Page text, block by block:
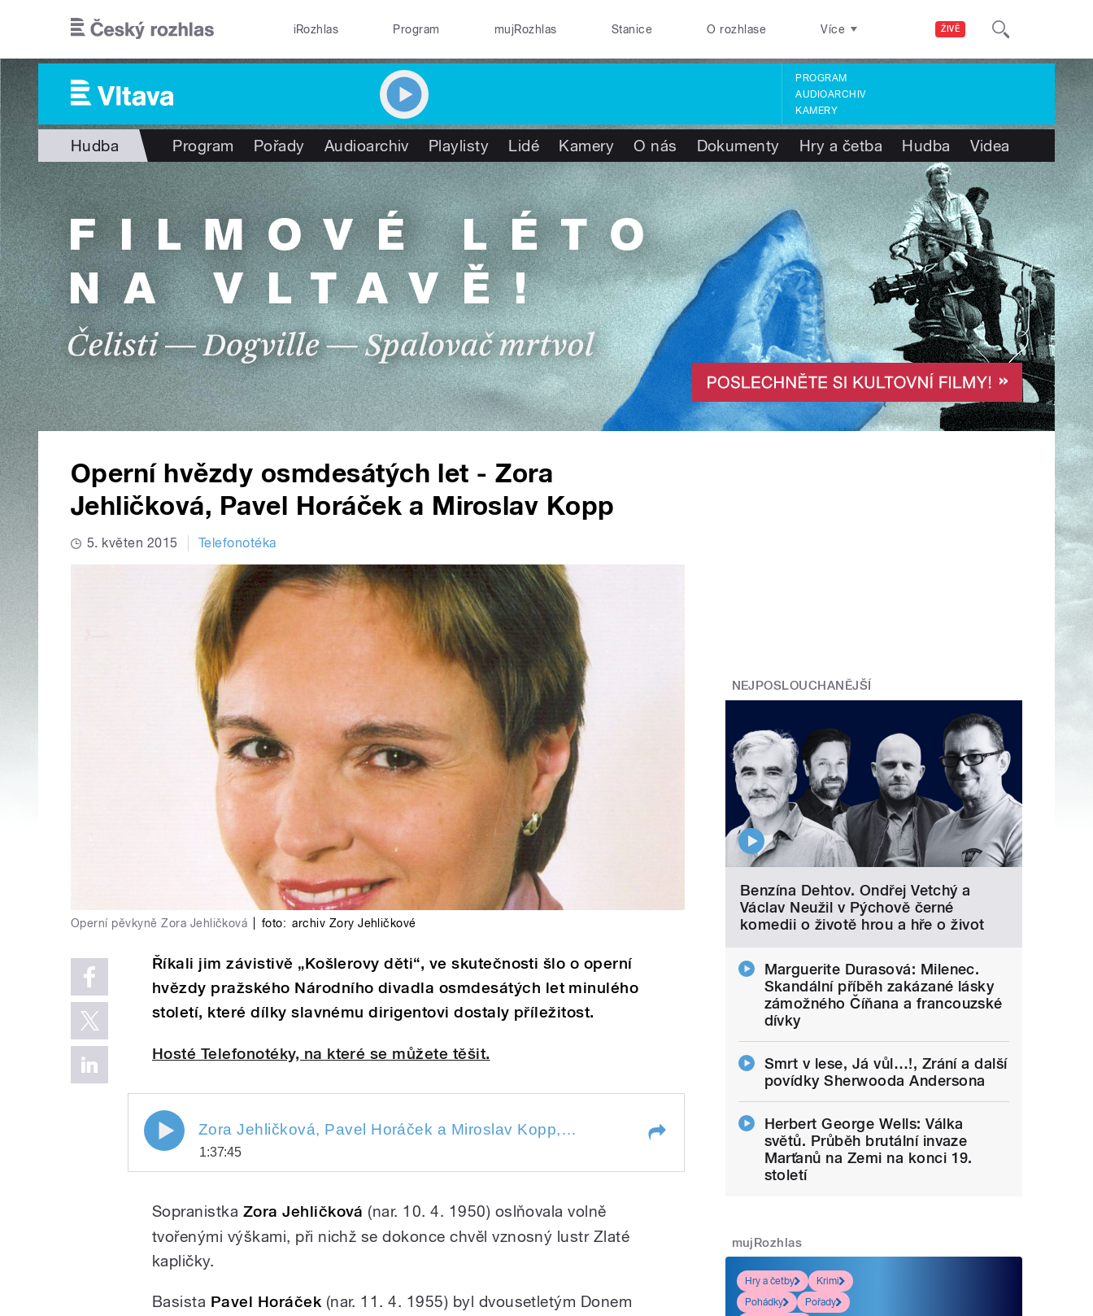
ŽIVĚ
iRozhlas Program mujRozhlas Stanice O rozhlase Více
PROGRAM
AUDIOARCHIV
KAMERY
Hudba Program Pořady Audioarchiv Playlisty Lidé Kamery O nás Dokumenty Hry a četba Hudba Videa
Operní hvězdy osmdesátých let - Zora
Jehličková, Pavel Horáček a Miroslav Kopp
5. květen 2015 Telefonotéka
Operní pěvkyně Zora Jehličková foto: archiv Zory Jehličkové
Říkali jim závistivě „Košlerovy děti“, ve skutečnosti šlo o operní
hvězdy pražského Národního divadla osmdesátých let minulého
století, které dílky slavnému dirigentovi dostaly příležitost.
Hosté Telefonotéky, na které se můžete těšit.
Zora Jehličková, Pavel Horáček a Miroslav Kopp, pěvci
Národního divadla. Moderuje Ivan Ruml.
Zora Jehličková, Pavel Horáček a Miroslav Kopp, pěvci Národního divadla. Moderuje Ivan Ruml.
1:37:45
Sopranistka Zora Jehličková (nar. 10. 4. 1950) oslňovala volně
tvořenými výškami, při nichž se dokonce chvěl vznosný lustr Zlaté
kapličky.
Basista Pavel Horáček (nar. 11. 4. 1955) byl dvousetletým Donem
NEJPOSLOUCHANĚJŠÍ
Benzína Dehtov. Ondřej Vetchý a
Václav Neužil v Pýchově černé
komedii o životě hrou a hře o život
Marguerite Durasová: Milenec.
Skandální příběh zakázané lásky
zámožného Číňana a francouzské
dívky
Smrt v lese, Já vůl…!, Zrání a další
povídky Sherwooda Andersona
Herbert George Wells: Válka
světů. Průběh brutální invaze
Marťanů na Zemi na konci 19.
století
mujRozhlas
Hry a četby
Krimi
Pohádky
Pořady